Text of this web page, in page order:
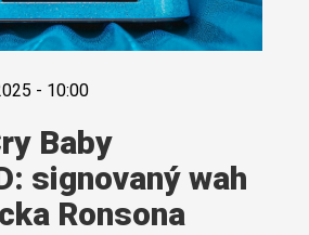
- 10:00
Baby
signovaný wah
Ronsona